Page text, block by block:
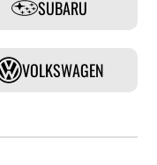
SUBARU
VOLKSWAGEN